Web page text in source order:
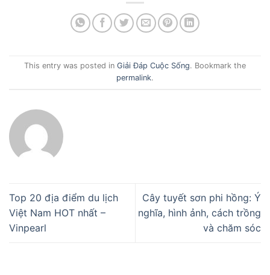
This entry was posted in Giải Đáp Cuộc Sống. Bookmark the
permalink.
Top 20 địa điểm du lịch
Việt Nam HOT nhất –
Vinpearl
Cây tuyết sơn phi hồng: Ý
nghĩa, hình ảnh, cách trồng
và chăm sóc